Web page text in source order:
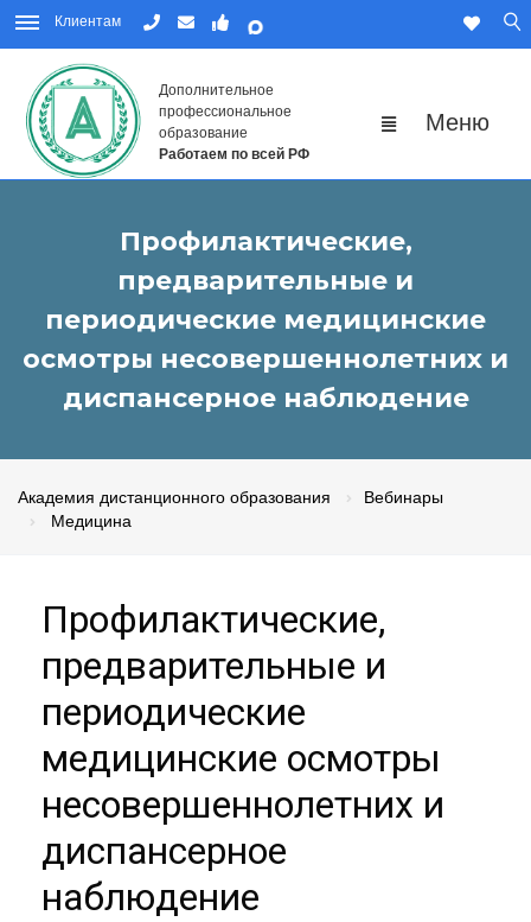
Клиентам
Дополнительное
профессиональное
образование
Работаем по всей РФ
Профилактические,
предварительные и
периодические медицинские
осмотры несовершеннолетних и
диспансерное наблюдение
Академия дистанционного образования
Вебинары
Медицина
Профилактические,
предварительные и
периодические
медицинские осмотры
несовершеннолетних и
диспансерное
наблюдение